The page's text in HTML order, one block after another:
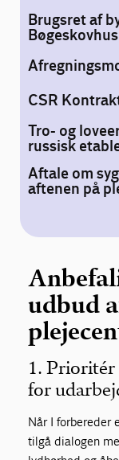
Brugsret af
Bøgeskovhus
CSR
Tro- og
russisk
Aftale om
aftenen på
udbud
1. Prioritér
for
Når I forbereder
tilgå dialogen